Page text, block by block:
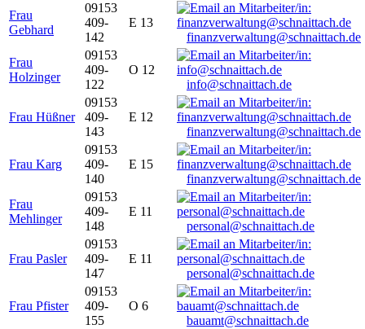
Frau
Gebhard
09153
409-
142
E 13
finanzverwaltung@schnaittach.de
Frau
Holzinger
09153
409-
122
O 12
info@schnaittach.de
Frau Hüßner
09153
409-
143
E 12
finanzverwaltung@schnaittach.de
Frau Karg
09153
409-
140
E 15
finanzverwaltung@schnaittach.de
Frau
Mehlinger
09153
409-
148
E 11
personal@schnaittach.de
Frau Pasler
09153
409-
147
E 11
personal@schnaittach.de
Frau Pfister
09153
409-
155
O 6
bauamt@schnaittach.de